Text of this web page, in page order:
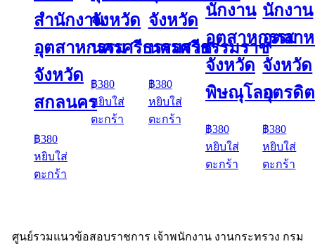
สำนักงาน
อุตสาหกรรม
จังหวัด
สกลนคร
฿380
หยิบใส่
ตะกร้า
จังหวัด
นครศรีธรรมราช
฿380
หยิบใส่
ตะกร้า
จังหวัด
นครศรีธรรมราช
฿380
หยิบใส่
ตะกร้า
นักงาน
อุตสาหกรรม
จังหวัด
พิษณุโลก
฿380
หยิบใส่
ตะกร้า
นักงาน
อุตสา
จังหวัด
อุตรดิ
฿380
หยิบใส่
ตะกร้า
ศูนย์รวมแนวข้อสอบราชการ เจ้าพนักงาน งานกระทรวง กรม